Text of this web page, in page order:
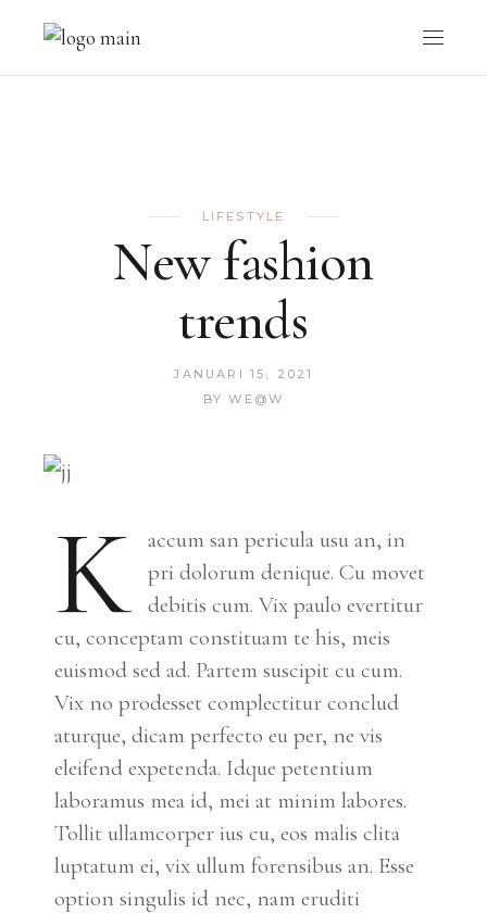
LIFESTYLE
New fashion
trends
JANUARI 15, 2021
BY WE@W
K
accum san pericula usu an, in
pri dolorum denique. Cu movet
debitis cum. Vix paulo evertitur
cu, conceptam constituam te his, meis
euismod sed ad. Partem suscipit cu cum.
Vix no prodesset complectitur conclud
aturque, dicam perfecto eu per, ne vis
eleifend expetenda. Idque petentium
laboramus mea id, mei at minim labores.
Tollit ullamcorper ius cu, eos malis clita
luptatum ei, vix ullum forensibus an. Esse
option singulis id nec, nam eruditi